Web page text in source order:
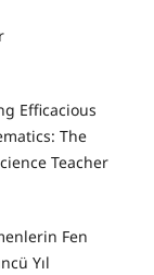
Efficacious
The
Teacher
Fen
Yıl